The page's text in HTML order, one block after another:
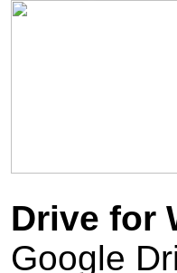
Drive for
Google